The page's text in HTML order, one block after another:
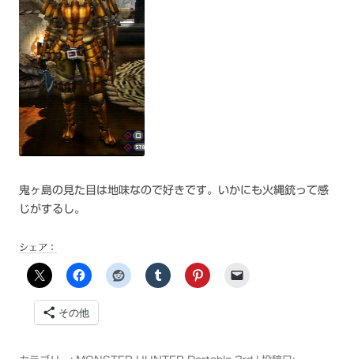
鬼ヶ島の見た目は地味なので好きです。いかにも火縄銃って感
じがするし。
シェア：
その他